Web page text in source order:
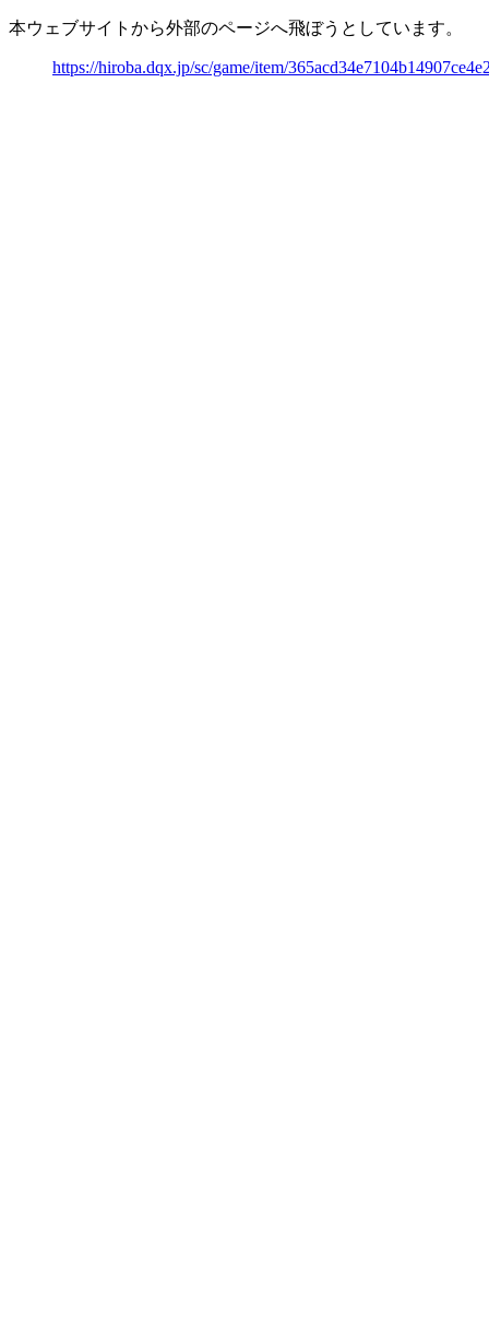
本ウェブサイトから外部のページへ飛ぼうとしています。
https://hiroba.dqx.jp/sc/game/item/